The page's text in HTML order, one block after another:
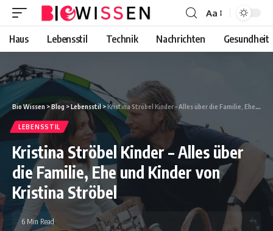
Font
Resizer
Aa
Haus Lebensstil Technik Nachrichten Gesundheit
Bio Wissen >Blog >Lebensstil >Kristina Ströbel Kinder – Alles über die Familie, Ehe und Kinder von Kristina Ströbel
LEBENSSTIL
Kristina Ströbel Kinder – Alles über
die Familie, Ehe und Kinder von
Kristina Ströbel
6 Min Read